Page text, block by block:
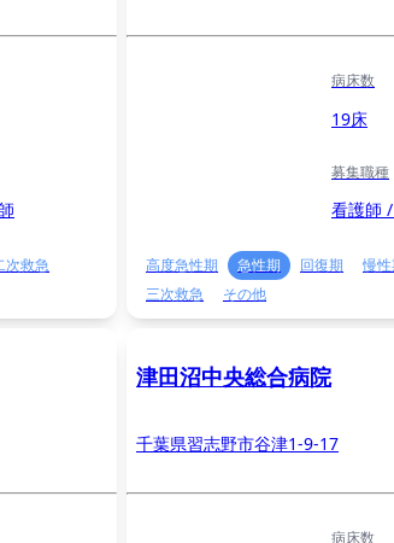
次救急
病床数
19床
募集職種
看護師
高度急性期 急性期 回復期 慢
三次救急
その他
津田沼中央総合病院
千葉県習志野市谷津1-9-17
病床数